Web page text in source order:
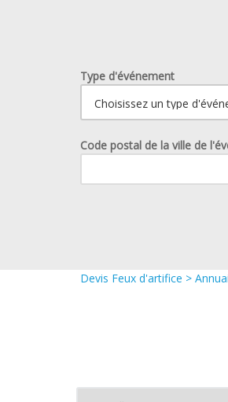
Type d'événement
Code postal de la ville de
Devis Feux d'artifice >